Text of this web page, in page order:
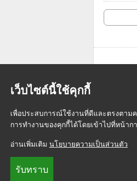
เว็บไซต์นี้ใช้คุกกี้
เพื่อประสบการณ์ใช้งานที่ดีและตรงตาม
การทำงานของคุกกี้ได้โดยเข้าไปที่หน้า
อ่านเพิ่มเติม นโยบายความเป็นส่วนตัว
รับทราบ